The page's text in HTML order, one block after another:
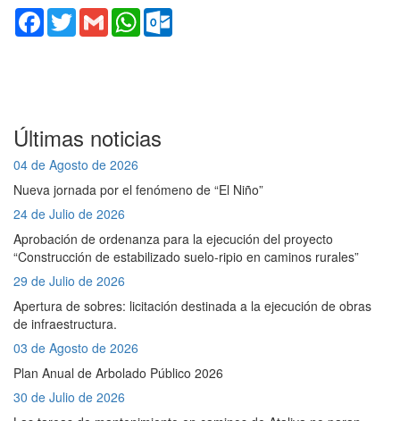
Facebook
TwitterGmail WhatsApp
Últimas noticias
04 de Agosto de 2026
Nueva jornada por el fenómeno de “El Niño”
24 de Julio de 2026
Aprobación de ordenanza para la ejecución del proyecto
“Construcción de estabilizado suelo-ripio en caminos rurales”
29 de Julio de 2026
Apertura de sobres: licitación destinada a la ejecución de obras
de infraestructura.
03 de Agosto de 2026
Plan Anual de Arbolado Público 2026
30 de Julio de 2026